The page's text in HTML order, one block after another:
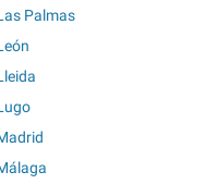
Palmas